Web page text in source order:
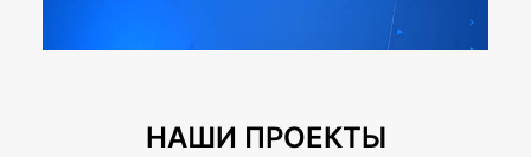
НАШИ ПРОЕКТЫ